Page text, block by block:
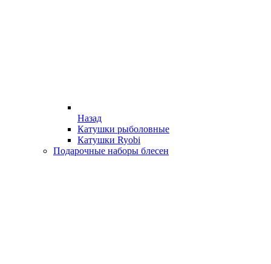
Назад
Катушки рыболовные
Катушки Ryobi
Подарочные наборы блесен